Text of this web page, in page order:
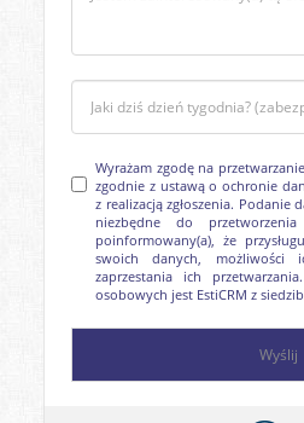
Wyrażam zgodę na
zgodnie z ustawą o ochronie
z realizacją zgłoszenia.
niezbędne do przetworzenia
poinformowany(a), że
swoich danych, możliwości
zaprzestania ich
osobowych jest EstiCRM z